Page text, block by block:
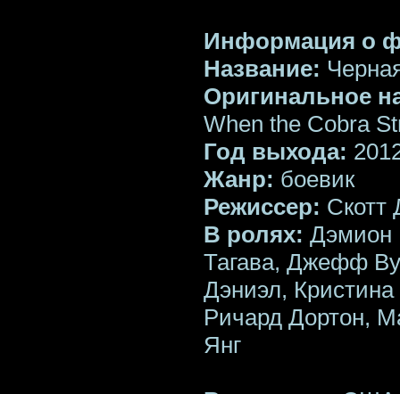
Информация о
Название:
Оригинальное
When the Cobra
Год выхода:
Жанр: боевик
Режиссер: Скотт
В ролях: Дэмион
Тагава, Джефф
Дэниэл,
Ричард Дортон,
Янг